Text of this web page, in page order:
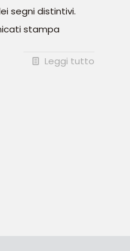
segni distintivi.
stampa
Leggi tutto